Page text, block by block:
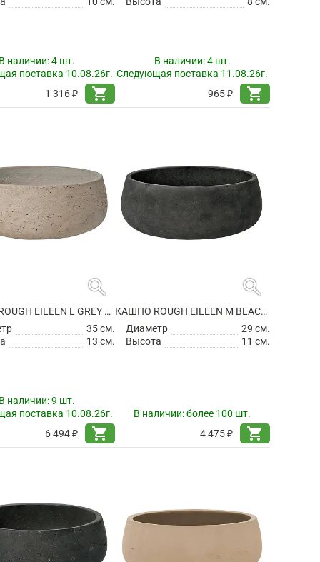
наличии:4 шт.
поставка 10.08.26г.
1 316 ₽
shopping_cart
В наличии:4 шт.
Следующая поставка 11.08.26г.
965 ₽
shopping_cart
search
КАШПО ROUGH EILEEN L GREY WASHED
35 см.
13 см.
наличии:9 шт.
поставка 10.08.26г.
6 494 ₽
shopping_cart
search
КАШПО ROUGH EILEEN M BLACK WASHED
Диаметр
29 см.
Высота
11 см.
В наличии:более 100 шт.
4 475 ₽
shopping_cart